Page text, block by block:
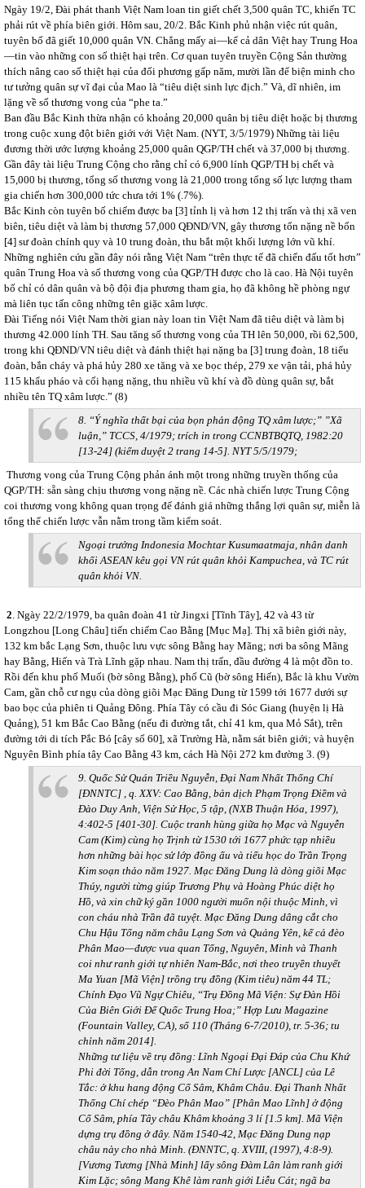
Ngày 19/2, Đài phát thanh Việt Nam loan tin giết chết 3,500 quân TC, khiến TC
phải rút về phía biên giới. Hôm sau, 20/2. Bắc Kinh phủ nhận việc rút quân,
tuyên bố đã giết 10,000 quân VN. Chẳng mấy ai—kể cả dân Việt hay Trung Hoa
—tin vào những con số thiệt hại trên. Cơ quan tuyên truyền Cộng Sản thường
thích nâng cao số thiệt hại của đối phương gấp năm, mười lần để biện minh cho
tư tưởng quân sự vĩ đại của Mao là “tiêu diệt sinh lực địch.” Và, dĩ nhiên, im
lặng về số thương vong của “phe ta.”
Ban đầu Bắc Kinh thừa nhận có khoảng 20,000 quân bị tiêu diệt hoặc bị thương
trong cuộc xung đột biên giới với Việt Nam. (NYT, 3/5/1979) Những tài liệu
đương thời ước lượng khoảng 25,000 quân QGP/TH chết và 37,000 bị thương.
Gần đây tài liệu Trung Cộng cho rằng chỉ có 6,900 lính QGP/TH bị chết và
15,000 bị thương, tổng số thương vong là 21,000 trong tổng số lực lượng tham
gia chiến hơn 300,000 tức chưa tới 1% (.7%).
Bắc Kinh còn tuyên bố chiếm được ba [3] tỉnh lị và hơn 12 thị trấn và thị xã ven
biên, tiêu diệt và làm bị thương 57,000 QĐND/VN, gây thương tổn nặng nề bốn
[4] sư đoàn chính quy và 10 trung đoàn, thu bắt một khối lượng lớn vũ khí.
Những nghiên cứu gần đây nói rằng Việt Nam “trên thực tế đã chiến đấu tốt hơn”
quân Trung Hoa và số thương vong của QGP/TH được cho là cao. Hà Nội tuyên
bố chỉ có dân quân và bộ đội địa phương tham gia, họ đã không hề phòng ngự
mà liên tục tấn công những tên giặc xâm lược.
Đài Tiếng nói Việt Nam thời gian này loan tin Việt Nam đã tiêu diệt và làm bị
thương 42.000 lính TH. Sau tăng số thương vong của TH lên 50,000, rồi 62,500,
trong khi QĐND/VN tiêu diệt và đánh thiệt hại nặng ba [3] trung đoàn, 18 tiểu
đoàn, bắn cháy và phá hủy 280 xe tăng và xe bọc thép, 279 xe vận tải, phá hủy
115 khẩu pháo và cối hạng nặng, thu nhiều vũ khí và đồ dùng quân sự, bắt
nhiều tên TQ xâm lược.” (8)
8. “Ý nghĩa thất bại của bọn phản động TQ xâm lược;” ”Xã
luận,” TCCS, 4/1979; trích in trong CCNBTBQTQ, 1982:20
[13-24] (kiểm duyệt 2 trang 14-5]. NYT 5/5/1979;
Thương vong của Trung Cộng phản ánh một trong những truyền thống của
QGP/TH: sẵn sàng chịu thương vong nặng nề. Các nhà chiến lược Trung Cộng
coi thương vong không quan trọng để đánh giá những thắng lợi quân sự, miễn là
tổng thể chiến lược vẫn nằm trong tầm kiểm soát.
Ngoại trưởng Indonesia Mochtar Kusumaatmaja, nhân danh
khối ASEAN kêu gọi VN rút quân khỏi Kampuchea, và TC rút
quân khỏi VN.
2. Ngày 22/2/1979, ba quân đoàn 41 từ Jingxi [Tĩnh Tây], 42 và 43 từ
Longzhou [Long Châu] tiến chiếm Cao Bằng [Mục Mạ]. Thị xã biên giới này,
132 km bắc Lạng Sơn, thuộc lưu vực sông Bằng hay Mãng; nơi ba sông Mãng
hay Bằng, Hiến và Trà Lĩnh gặp nhau. Nam thị trấn, đầu đường 4 là một đồn to.
Rồi đến khu phố Muối (bờ sông Bằng), phố Cũ (bờ sông Hiến), Bắc là khu Vườn
Cam, gần chỗ cư ngụ của dòng giõi Mạc Đăng Dung từ 1599 tới 1677 dưới sự
bao bọc của phiên ti Quảng Đông. Phía Tây có cầu đi Sóc Giang (huyện lị Hà
Quảng), 51 km Bắc Cao Bằng (nếu đi đường tắt, chỉ 41 km, qua Mỏ Sắt), trên
đường tới di tích Pắc Bó [cây số 60], xã Trường Hà, nằm sát biên giới; và huyện
Nguyên Bình phía tây Cao Bằng 43 km, cách Hà Nội 272 km đường 3. (9)
9. Quốc Sử Quán Triều Nguyễn, Đại Nam Nhất Thống Chí
[ĐNNTC] , q. XXV: Cao Bằng, bản dịch Phạm Trọng Điềm và
Đào Duy Anh, Viện Sử Học, 5 tập, (NXB Thuận Hóa, 1997),
4:402-5 [401-30]. Cuộc tranh hùng giữa họ Mạc và Nguyễn
Cam (Kim) cùng họ Trịnh từ 1530 tới 1677 phức tạp nhiều
hơn những bài học sử lớp đồng ấu và tiểu học do Trần Trọng
Kim soạn thảo năm 1927. Mạc Đăng Dung là dòng giõi Mạc
Thúy, người từng giúp Trương Phụ và Hoàng Phúc diệt họ
Hồ, và xin chữ ký gần 1000 người muốn nội thuộc Minh, vì
con cháu nhà Trần đã tuyệt. Mạc Đăng Dung dâng cắt cho
Chu Hậu Tổng năm châu Lạng Sơn và Quảng Yên, kể cả đèo
Phân Mao—được vua quan Tống, Nguyên, Minh và Thanh
coi như ranh giới tự nhiên Nam-Bắc, nơi theo truyền thuyết
Ma Yuan [Mã Viện] trồng trụ đồng (Kim tiêu) năm 44 TL;
Chính Đạo Vũ Ngự Chiêu, “Trụ Đồng Mã Viện: Sự Đàn Hồi
Của Biên Giới Đế Quốc Trung Hoa;” Hợp Lưu Magazine
(Fountain Valley, CA), số 110 (Tháng 6-7/2010), tr. 5-36; tu
chỉnh năm 2014].
Những tư liệu về trụ đồng: Lĩnh Ngoại Đại Đáp của Chu Khứ
Phi đời Tống, dẫn trong An Nam Chí Lược [ANCL] của Lê
Tắc: ở khu hang động Cổ Sâm, Khâm Châu. Đại Thanh Nhất
Thống Chí chép “Đèo Phân Mao” [Phân Mao Lĩnh] ở động
Cổ Sâm, phía Tây châu Khâm khoảng 3 lí [1.5 km]. Mã Viện
dựng trụ đồng ở đây. Năm 1540-42, Mạc Đăng Dung nạp
châu này cho nhà Minh. (ĐNNTC, q. XVIII, (1997), 4:8-9).
[Vương Tương [Nhà Minh] lấy sông Đàm Lân làm ranh giới
Kim Lặc; sông Mang Khê làm ranh giới Liễu Cát; ngã ba